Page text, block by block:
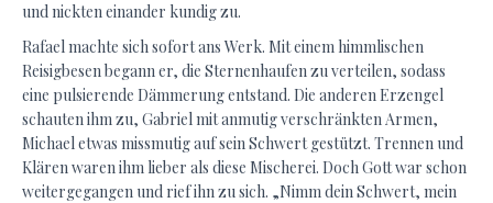
und nickten einander kundig zu.
Rafael machte sich sofort ans Werk. Mit einem himmlischen
Reisigbesen begann er, die Sternenhaufen zu verteilen, sodass
eine pulsierende Dämmerung entstand. Die anderen Erzengel
schauten ihm zu, Gabriel mit anmutig verschränkten Armen,
Michael etwas missmutig auf sein Schwert gestützt. Trennen und
Klären waren ihm lieber als diese Mischerei. Doch Gott war schon
weitergegangen und rief ihn zu sich. „Nimm dein Schwert, mein